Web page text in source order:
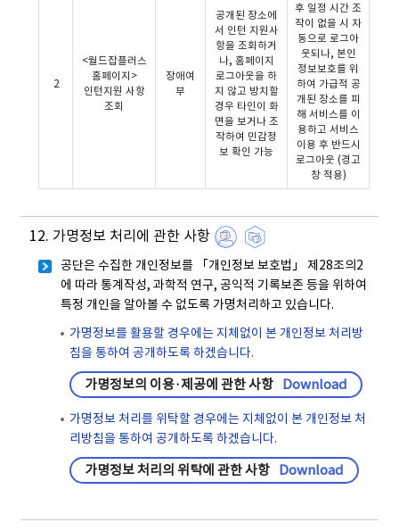
2
<월드잡플러스
홈페이지>
인턴지원 사항
조회
장애여
부
공개된 장소에
서 인턴 지원사
항을 조회하거
나, 홈페이지
로그아웃을 하
지 않고 방치할
경우 타인이 화
면을 보거나 조
작하여 민감정
보 확인 가능
후 일정 시간 조
작이 없을 시 자
동으로 로그아
웃되나, 본인
정보보호를 위
하여 가급적 공
개된 장소를 피
해 서비스를 이
용하고 서비스
이용 후 반드시
로그아웃 (경고
창 적용)
12. 가명정보 처리에 관한 사항
공단은 수집한 개인정보를 「개인정보 보호법」 제28조의2
에 따라 통계작성, 과학적 연구, 공익적 기록보존 등을 위하여
특정 개인을 알아볼 수 없도록 가명처리하고 있습니다.
가명정보를 활용할 경우에는 지체없이 본 개인정보 처리방
침을 통하여 공개하도록 하겠습니다.
가명정보의 이용·제공에 관한 사항 Download
가명정보 처리를 위탁할 경우에는 지체없이 본 개인정보 처
리방침을 통하여 공개하도록 하겠습니다.
가명정보 처리의 위탁에 관한 사항 Download